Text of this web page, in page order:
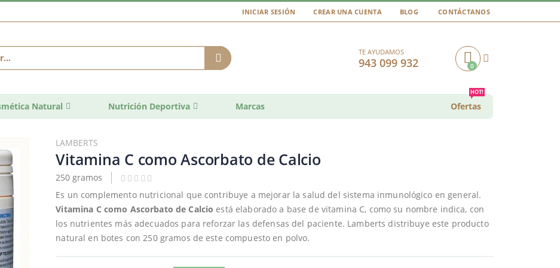
INICIAR SESIÓN CREAR UNA CUENTA BLOG CONTÁCTANOS
TE AYUDAMOS
943 099 932 Cart0
Natural Nutrición Deportiva Marcas Ofertas
HOT!
LAMBERTS
Vitamina C como Ascorbato de Calcio
250 gramos
Es un complemento nutricional que contribuye a mejorar la salud del sistema inmunológico en general.
Vitamina C como Ascorbato de Calcio está elaborado a base de vitamina C, como su nombre indica, con
los nutrientes más adecuados para reforzar las defensas del paciente. Lamberts distribuye este producto
natural en botes con 250 gramos de este compuesto en polvo.